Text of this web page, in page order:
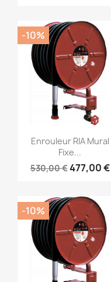
Aperçu rapide
Enrouleur RIA Mural
Fixe...
530,00 €477,00 €
-10%
-10%